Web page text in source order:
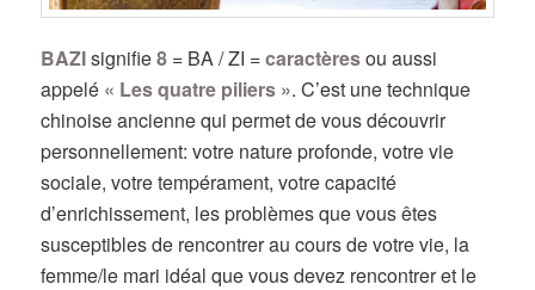
BAZIsignifie8 = BA / ZI =caractèresou aussi
appelé « Les quatre piliers ». C’est une technique
chinoise ancienne qui permet de vous découvrir
personnellement: votre nature profonde, votre vie
sociale, votre tempérament, votre capacité
d’enrichissement, les problèmes que vous êtes
susceptibles de rencontrer au cours de votre vie, la
femme/le mari idéal que vous devez rencontrer et le